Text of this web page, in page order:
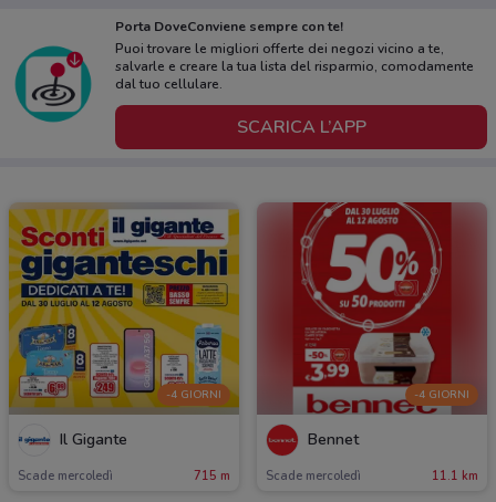
Porta DoveConviene sempre con te!
Puoi trovare le migliori offerte dei negozi vicino a te,
salvarle e creare la tua lista del risparmio, comodamente
dal tuo cellulare.
SCARICA L’APP
-4 GIORNI
Il Gigante
Scade mercoledì 715 m
-4 GIORNI
Bennet
Scade mercoledì 11.1 km